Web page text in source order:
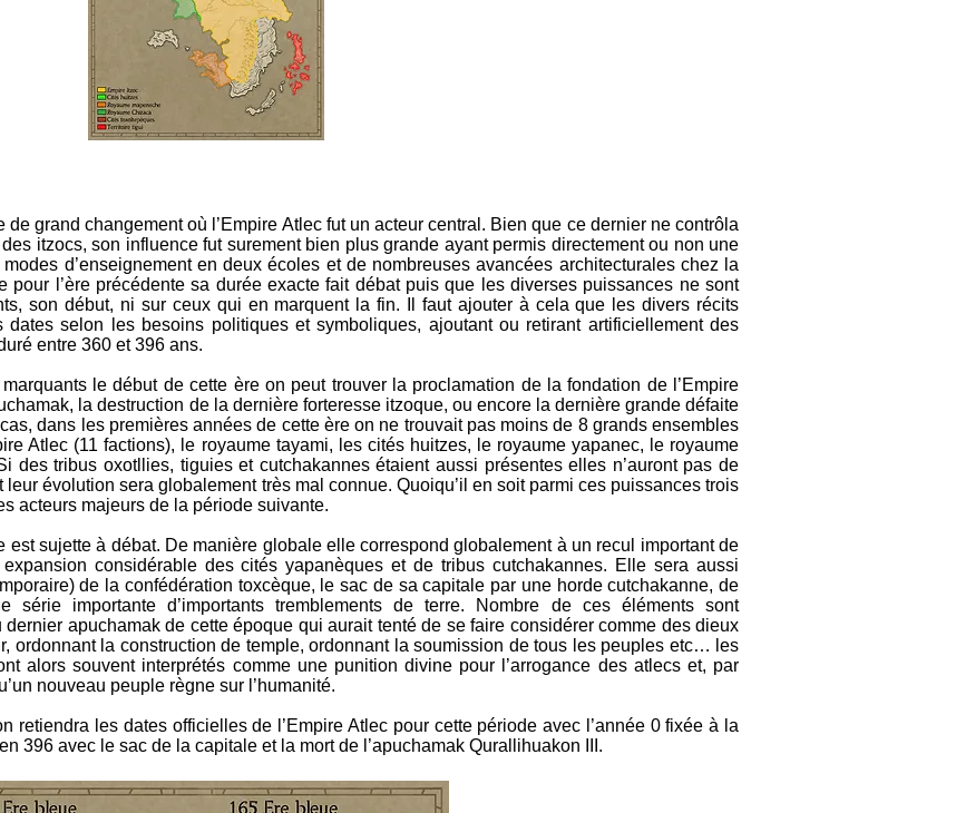
de grand changement où l’Empire Atlec fut un acteur central. Bien que ce dernier ne contrôla
itzocs, son influence fut surement bien plus grande ayant permis directement ou non une
d’enseignement en deux écoles et de nombreuses avancées architecturales chez la
pour l’ère précédente sa durée exacte fait débat puis que les diverses puissances ne sont
son début, ni sur ceux qui en marquent la fin. Il faut ajouter à cela que les divers récits
dates selon les besoins politiques et symboliques, ajoutant ou retirant artificiellement des
entre 360 et 396 ans.
le début de cette ère on peut trouver la proclamation de la fondation de l’Empire
la destruction de la dernière forteresse itzoque, ou encore la dernière grande défaite
dans les premières années de cette ère on ne trouvait pas moins de 8 grands ensembles
Atlec (11 factions), le royaume tayami, les cités huitzes, le royaume yapanec, le royaume
des tribus oxotllies, tiguies et cutchakannes étaient aussi présentes elles n’auront pas de
évolution sera globalement très mal connue. Quoiqu’il en soit parmi ces puissances trois
acteurs majeurs de la période suivante.
est sujette à débat. De manière globale elle correspond globalement à un recul important de
considérable des cités yapanèques et de tribus cutchakannes. Elle sera aussi
de la confédération toxcèque, le sac de sa capitale par une horde cutchakanne, de
série importante d’importants tremblements de terre. Nombre de ces éléments sont
apuchamak de cette époque qui aurait tenté de se faire considérer comme des dieux
ordonnant la construction de temple, ordonnant la soumission de tous les peuples etc… les
alors souvent interprétés comme une punition divine pour l’arrogance des atlecs et, par
nouveau peuple règne sur l’humanité.
retiendra les dates officielles de l’Empire Atlec pour cette période avec l’année 0 fixée à la
396 avec le sac de la capitale et la mort de l’apuchamak Qurallihuakon III.